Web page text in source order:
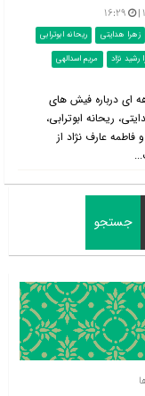
۱۶:۲۹
زهرا هدایتی
ریحانه ابوترابی
رشید نژاد مریم اسدالهی
ای درباره فیش های
ریحانه ابوترابی،
فاطمه عارف نژاد از